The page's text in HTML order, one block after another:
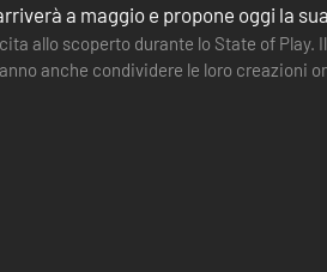
a maggio e propone oggi la
allo scoperto durante lo State of
anche condividere le loro creazioni